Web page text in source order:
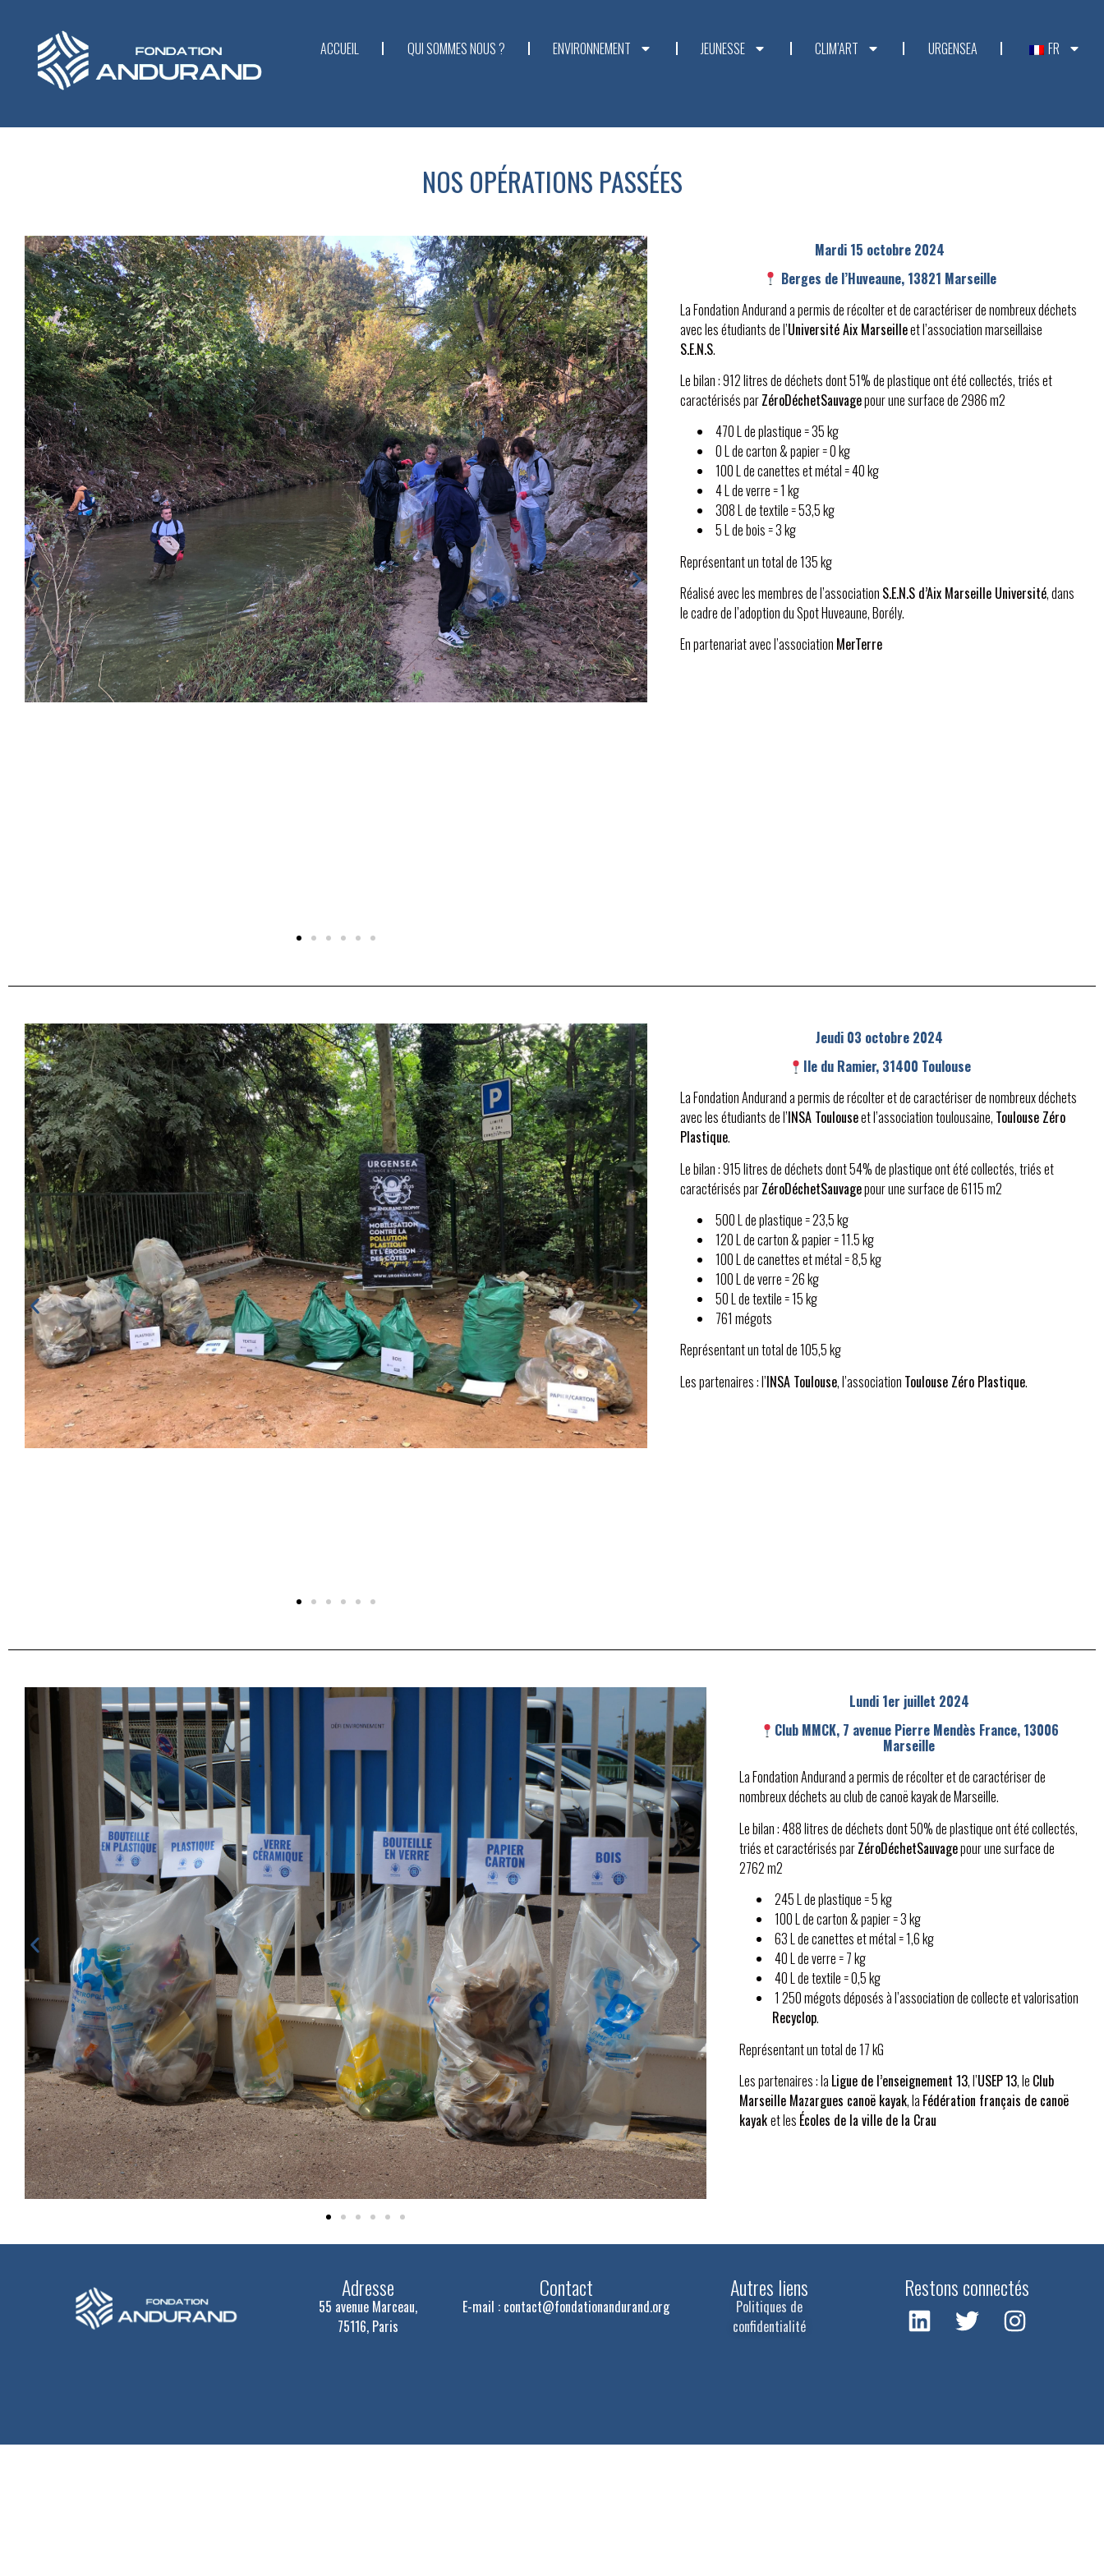
ACCUEIL QUI SOMMES NOUS ? ENVIRONNEMENT JEUNESSE CLIM’ART URGENSEA FR
NOS OPÉRATIONS PASSÉES
Mardi 15 octobre 2024
Berges de l’Huveaune, 13821 Marseille
La Fondation Andurand a permis de récolter et de caractériser de nombreux déchets
avec les étudiants de l’Université Aix Marseilleet l’association marseillaise
S.E.N.S.
Le bilan : 912 litres de déchets dont 51% de plastique ont été collectés, triés et
caractérisés parZéroDéchetSauvagepour une surface de 2986 m2
470 L de plastique = 35 kg
0 L de carton & papier = 0 kg
100 L de canettes et métal = 40 kg
4 L de verre = 1 kg
308 L de textile = 53,5 kg
5 L de bois = 3 kg
Représentant un total de 135 kg
Réalisé avec les membres de l’association S.E.N.S d’Aix Marseille Université, dans
le cadre de l’adoption du Spot Huveaune, Borély.
En partenariat avec l’association MerTerre
Jeudi 03 octobre 2024
Ile du Ramier, 31400 Toulouse
La Fondation Andurand a permis de récolter et de caractériser de nombreux déchets
avec les étudiants de l’INSA Toulouseet l’association toulousaine, Toulouse Zéro
Plastique.
Le bilan : 915 litres de déchets dont 54% de plastique ont été collectés, triés et
caractérisés parZéroDéchetSauvagepour une surface de 6115 m2
500 L de plastique = 23,5 kg
120 L de carton & papier = 11.5 kg
100 L de canettes et métal = 8,5 kg
100 L de verre = 26 kg
50 L de textile = 15 kg
761 mégots
Représentant un total de 105,5 kg
Les partenaires : l’INSA Toulouse, l’association Toulouse Zéro Plastique.
Lundi 1er juillet 2024
Club MMCK, 7 avenue Pierre Mendès France, 13006
Marseille
La Fondation Andurand a permis de récolter et de caractériser de
nombreux déchets au club de canoë kayak de Marseille.
Le bilan : 488 litres de déchets dont 50% de plastique ont été collectés,
triés et caractérisés parZéroDéchetSauvagepour une surface de
2762 m2
245 L de plastique = 5 kg
100 L de carton & papier = 3 kg
63 L de canettes et métal = 1,6 kg
40 L de verre = 7 kg
40 L de textile = 0,5 kg
1 250 mégots déposés à l’association de collecte et valorisation
Recyclop.
Représentant un total de 17 kG
Les partenaires : la Ligue de l’enseignement 13, l’USEP13, le Club
Marseille Mazargues canoë kayak, la Fédération français de canoë
kayaket les Écoles de la ville de la Crau
Adresse
55 avenue Marceau,
75116, Paris
Contact
E-mail : contact@fondationandurand.org
Autres liens
Politiques de
confidentialité
Restons connectés